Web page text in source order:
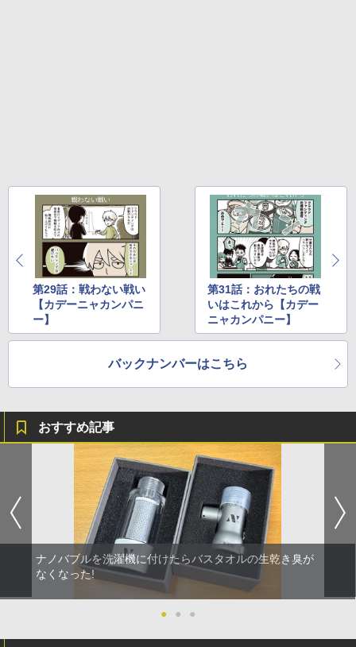
第29話：戦わない戦い
【カデーニャカンパニ
ー】
第31話：おれたちの戦
いはこれから【カデー
ニャカンパニー】
バックナンバーはこちら
おすすめ記事
ナノバブルを洗濯機に付けたらバスタオルの生乾き臭が
なくなった!
● ● ●